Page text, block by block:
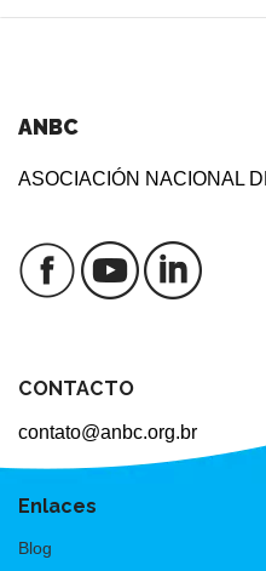
ANBC
ASOCIACIÓN NACIONAL
CONTACTO
contato@anbc.org.br
Enlaces
Blog